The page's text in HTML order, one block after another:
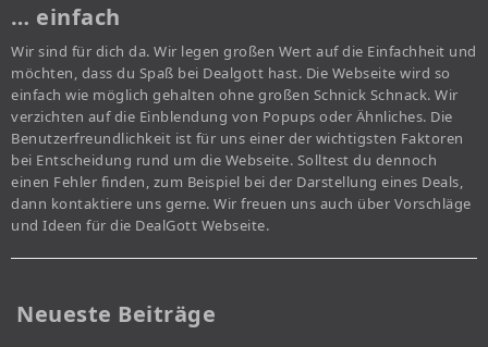
… einfach
Wir sind für dich da. Wir legen großen Wert auf die Einfachheit und
möchten, dass du Spaß bei Dealgott hast. Die Webseite wird so
einfach wie möglich gehalten ohne großen Schnick Schnack. Wir
verzichten auf die Einblendung von Popups oder Ähnliches. Die
Benutzerfreundlichkeit ist für uns einer der wichtigsten Faktoren
bei Entscheidung rund um die Webseite. Solltest du dennoch
einen Fehler finden, zum Beispiel bei der Darstellung eines Deals,
dann kontaktiere uns gerne. Wir freuen uns auch über Vorschläge
und Ideen für die DealGott Webseite.
Neueste Beiträge